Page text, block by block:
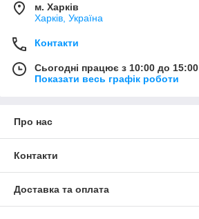
м. Харків
Харків, Україна
Контакти
Сьогодні працює з 10:00 до 15:00
Показати весь графік роботи
Про нас
Контакти
Доставка та оплата